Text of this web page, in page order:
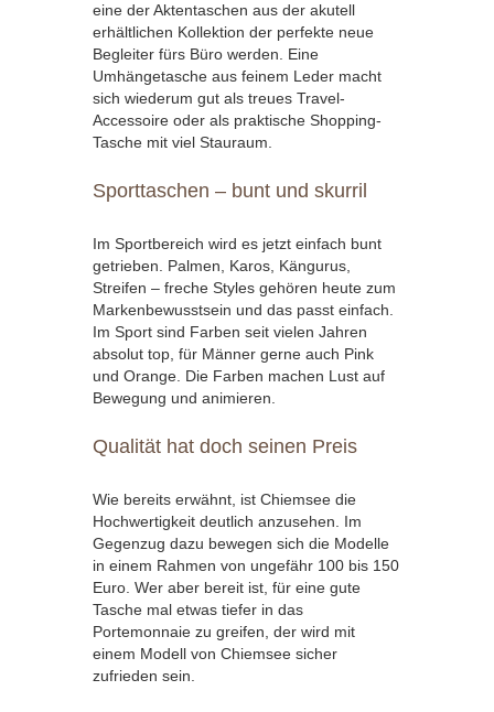
eine der Aktentaschen aus der akutell
erhältlichen Kollektion der perfekte neue
Begleiter fürs Büro werden. Eine
Umhängetasche aus feinem Leder macht
sich wiederum gut als treues Travel-
Accessoire oder als praktische Shopping-
Tasche mit viel Stauraum.
Sporttaschen – bunt und skurril
Im Sportbereich wird es jetzt einfach bunt
getrieben. Palmen, Karos, Kängurus,
Streifen – freche Styles gehören heute zum
Markenbewusstsein und das passt einfach.
Im Sport sind Farben seit vielen Jahren
absolut top, für Männer gerne auch Pink
und Orange. Die Farben machen Lust auf
Bewegung und animieren.
Qualität hat doch seinen Preis
Wie bereits erwähnt, ist Chiemsee die
Hochwertigkeit deutlich anzusehen. Im
Gegenzug dazu bewegen sich die Modelle
in einem Rahmen von ungefähr 100 bis 150
Euro. Wer aber bereit ist, für eine gute
Tasche mal etwas tiefer in das
Portemonnaie zu greifen, der wird mit
einem Modell von Chiemsee sicher
zufrieden sein.